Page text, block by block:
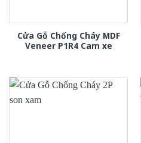
Cửa Gỗ Chống Cháy MDF
Veneer P1R4 Cam xe